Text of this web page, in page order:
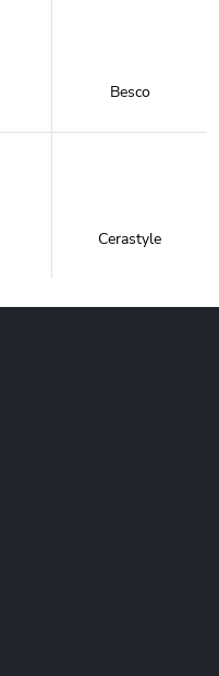
Besco
Cerastyle